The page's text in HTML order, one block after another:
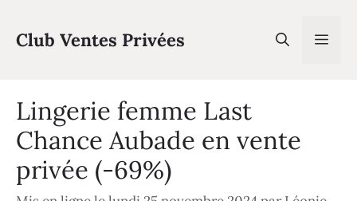
contenu
Club Ventes Privées
Lingerie femme Last
Chance Aubade en vente
privée (-69%)